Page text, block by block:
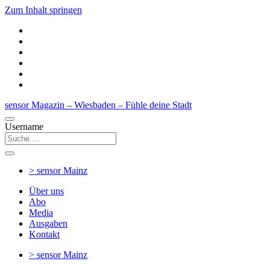
Zum Inhalt springen
sensor Magazin – Wiesbaden – Fühle deine Stadt
Username
> sensorMainz
Über uns
Abo
Media
Ausgaben
Kontakt
> sensorMainz